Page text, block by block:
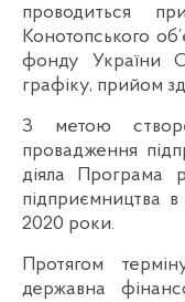
проводиться
Конотопського
фонду України
графіку, прийом
З метою
провадження
діяла Програма
підприємництва
2020 роки.
Протягом
державна